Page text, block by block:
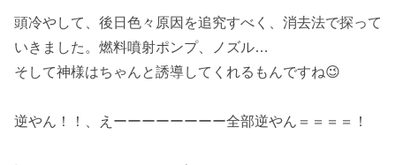
頭冷やして、後日色々原因を追究すべく、消去法で探って
いきました。燃料噴射ポンプ、ノズル…
そして神様はちゃんと誘導してくれるもんですね😉
逆やん！！、えーーーーーーーー全部逆やん＝＝＝＝！